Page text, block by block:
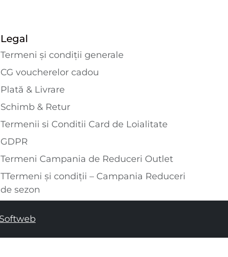
Legal
Termeni și condiții generale
CG voucherelor cadou
Plată & Livrare
Schimb & Retur
Termenii si Conditii Card de Loialitate
GDPR
Termeni Campania de Reduceri Outlet
TTermeni și condiții – Campania Reduceri
de sezon